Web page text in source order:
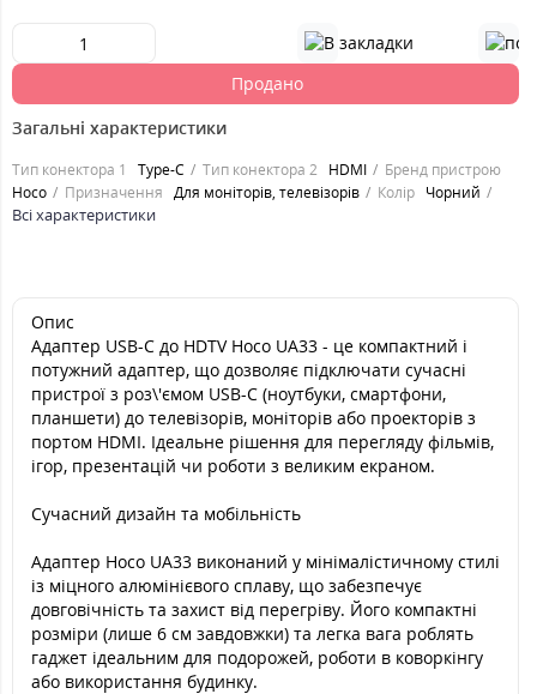
Продано
Загальні характеристики
Тип конектора 1 Type-C Тип конектора 2 HDMI
Бренд пристрою
Hoco
Призначення Для моніторів, телевізорів Колір Чорний
Всі характеристики
Опис
Адаптер USB-C до HDTV Hoco UA33 - це компактний і
потужний адаптер, що дозволяє підключати сучасні
пристрої з роз\'ємом USB-C (ноутбуки, смартфони,
планшети) до телевізорів, моніторів або проекторів з
портом HDMI. Ідеальне рішення для перегляду фільмів,
ігор, презентацій чи роботи з великим екраном.
Сучасний дизайн та мобільність
Адаптер Hoco UA33 виконаний у мінімалістичному стилі
із міцного алюмінієвого сплаву, що забезпечує
довговічність та захист від перегріву. Його компактні
розміри (лише 6 см завдовжки) та легка вага роблять
гаджет ідеальним для подорожей, роботи в коворкінгу
або використання будинку.